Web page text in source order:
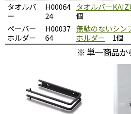
タオルバ
ー
H00064
24
タオルバー
個
ペーパー
ホルダー
H00037
64
無駄のないシン
ホルダー 1個
※ 単一商品か